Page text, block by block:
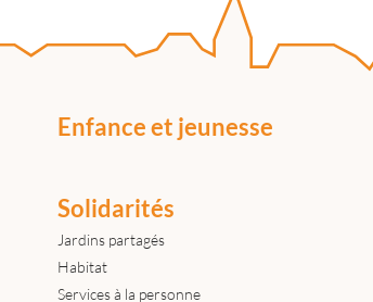
Enfance et jeunesse
Solidarités
Jardins partagés
Habitat
Services à la personne